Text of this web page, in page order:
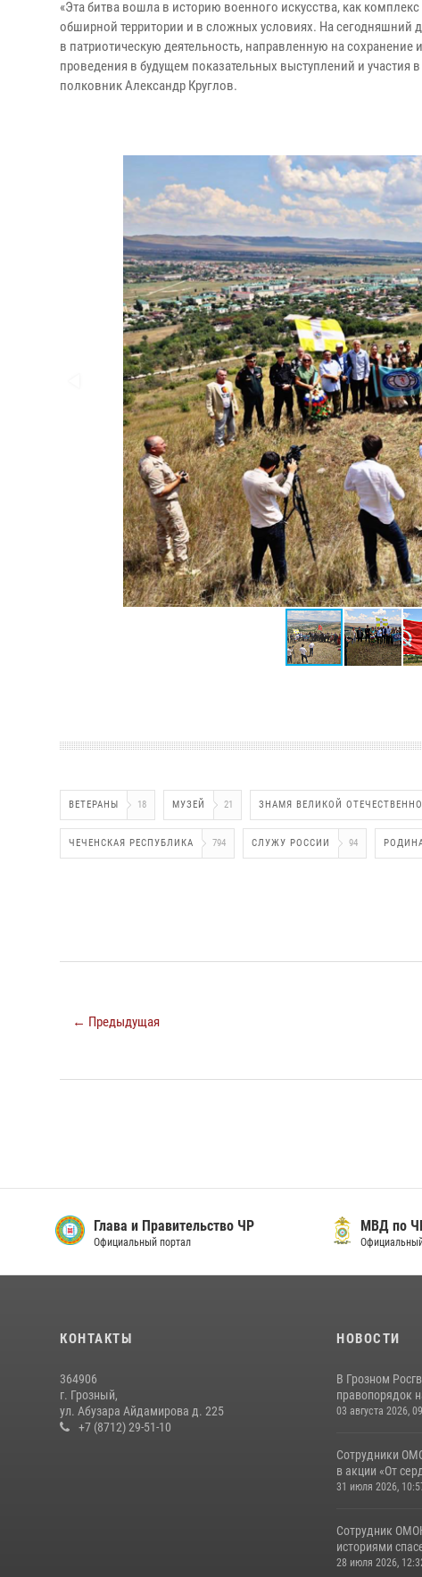
«Эта битва вошла в историю военного искусства, как
обширной территории и в сложных условиях. На сегодняшний
в патриотическую деятельность, направленную на
проведения в будущем показательных выступлений и участия
полковник Александр Круглов.
ВЕТЕРАНЫ 18 МУЗЕЙ 21 ЗНАМЯ ВЕЛИКОЙ
ЧЕЧЕНСКАЯ РЕСПУБЛИКА 794 СЛУЖУ РОССИИ 94
← Предыдущая
Глава и Правительство ЧР
Официальный портал
МВД по
КОНТАКТЫ
364906
г. Грозный,
ул. Абузара Айдамирова д. 225
+7 (8712) 29-51-10
НОВОСТИ
В Грозном
правопорядок
03 августа 2026,
Сотрудники
в акции «От
31 июля 2026,
Сотрудник
историями
28 июля 2026,